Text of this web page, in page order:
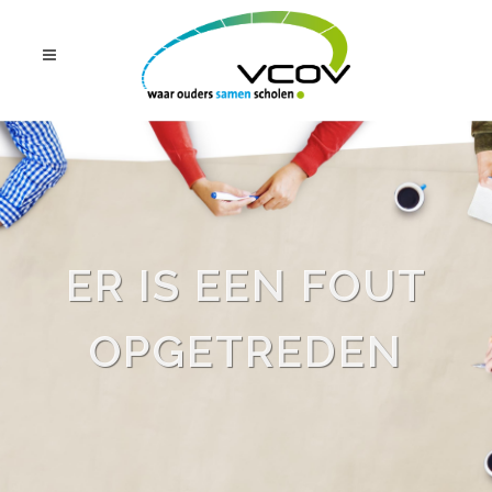
ER IS EEN FOUT
OPGETREDEN